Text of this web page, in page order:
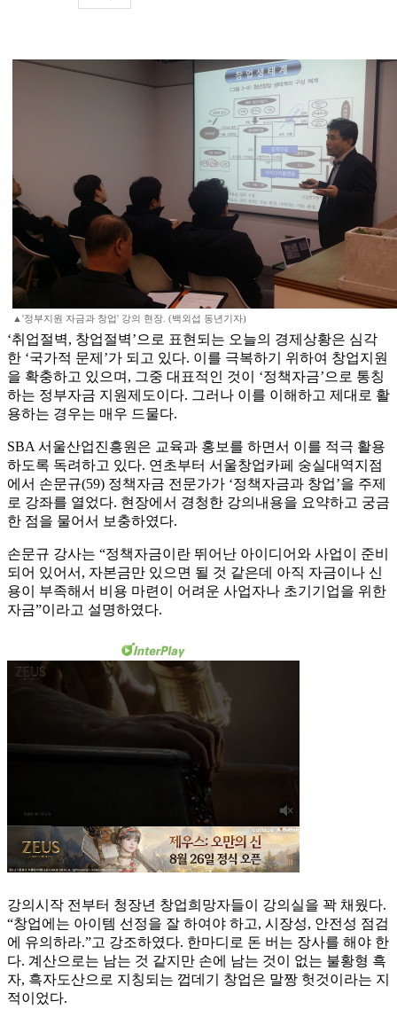
▲'정부지원 자금과 창업' 강의 현장. (백외섭 동년기자)
‘취업절벽, 창업절벽’으로 표현되는 오늘의 경제상황은 심각
한 ‘국가적 문제’가 되고 있다. 이를 극복하기 위하여 창업지원
을 확충하고 있으며, 그중 대표적인 것이 ‘정책자금’으로 통칭
하는 정부자금 지원제도이다. 그러나 이를 이해하고 제대로 활
용하는 경우는 매우 드물다.
SBA 서울산업진흥원은 교육과 홍보를 하면서 이를 적극 활용
하도록 독려하고 있다. 연초부터 서울창업카페 숭실대역지점
에서 손문규(59) 정책자금 전문가가 ‘정책자금과 창업’을 주제
로 강좌를 열었다. 현장에서 경청한 강의내용을 요약하고 궁금
한 점을 물어서 보충하였다.
손문규 강사는 “정책자금이란 뛰어난 아이디어와 사업이 준비
되어 있어서, 자본금만 있으면 될 것 같은데 아직 자금이나 신
용이 부족해서 비용 마련이 어려운 사업자나 초기기업을 위한
자금”이라고 설명하였다.
강의시작 전부터 청장년 창업희망자들이 강의실을 꽉 채웠다.
“창업에는 아이템 선정을 잘 하여야 하고, 시장성, 안전성 점검
에 유의하라.”고 강조하였다. 한마디로 돈 버는 장사를 해야 한
다. 계산으로는 남는 것 같지만 손에 남는 것이 없는 불황형 흑
자, 흑자도산으로 지칭되는 껍데기 창업은 말짱 헛것이라는 지
적이었다.